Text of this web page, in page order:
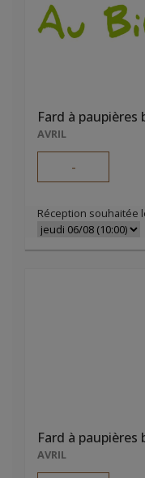
Fard à paupières
AVRIL
-
Réception souhaitée
Fard à paupières
AVRIL